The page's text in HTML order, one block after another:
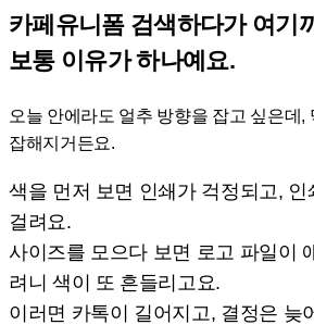
카페유니폼 검색하다가 여기
보통 이유가 하나예요.
오늘 안에라도 얼추 방향을 잡고 싶은데,
잡해지거든요.
색을 먼저 보면 인쇄가 걱정되고,
걸려요.
사이즈를 모으다 보면 로고 파일이
려니 색이 또 흔들리고요.
이러면 카톡이 길어지고, 결정은 늦